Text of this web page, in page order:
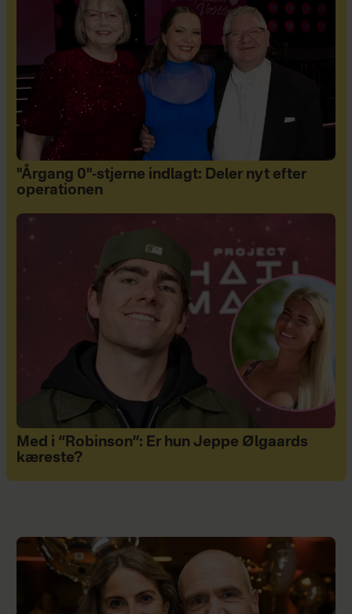
"Årgang 0"-stjerne indlagt: Deler nyt efter
operationen
Med i “Robinson”: Er hun Jeppe Ølgaards
kæreste?